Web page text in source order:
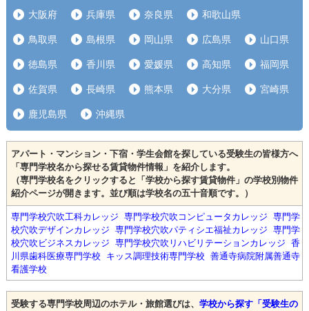
大阪府 兵庫県 奈良県 和歌山県
鳥取県 島根県 岡山県 広島県 山口県
徳島県 香川県 愛媛県 高知県 福岡県
佐賀県 長崎県 熊本県 大分県 宮崎県
鹿児島県 沖縄県
アパート・マンション・下宿・学生会館を探している受験生の皆様方へ
「専門学校名から探せる賃貸物件情報」を紹介します。
（専門学校名をクリックすると「学校から探す賃貸物件」の学校別物件
紹介ページが開きます。並び順は学校名の五十音順です。）
専門学校穴吹工科カレッジ 専門学校穴吹コンピュータカレッジ 専門学
校穴吹デザインカレッジ 専門学校穴吹パティシエ福祉カレッジ 専門学
校穴吹ビジネスカレッジ 専門学校穴吹リハビリテーションカレッジ 香
川県歯科医療専門学校
キッス調理技術専門学校 善通寺病院附属善通寺
看護学校
受験する専門学校周辺のホテル・旅館選びは、 学校から探す「受験生の